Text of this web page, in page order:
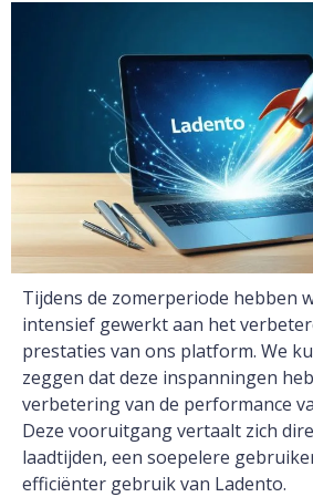
Tijdens de zomerperiode hebben
intensief gewerkt aan het
prestaties van ons platform. We
zeggen dat deze inspanningen
verbetering van de performance
Deze vooruitgang vertaalt zich
laadtijden, een soepelere
efficiënter gebruik van Ladento.